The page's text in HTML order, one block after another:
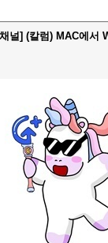
널] (칼럼) MAC에서